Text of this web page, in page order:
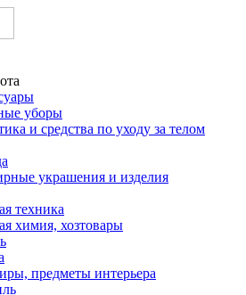
уборы
и средства по уходу за телом
украшения и изделия
техника
химия, хозтовары
предметы интерьера